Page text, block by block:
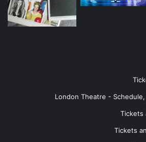
London Theatre -
Tickets
Tickets